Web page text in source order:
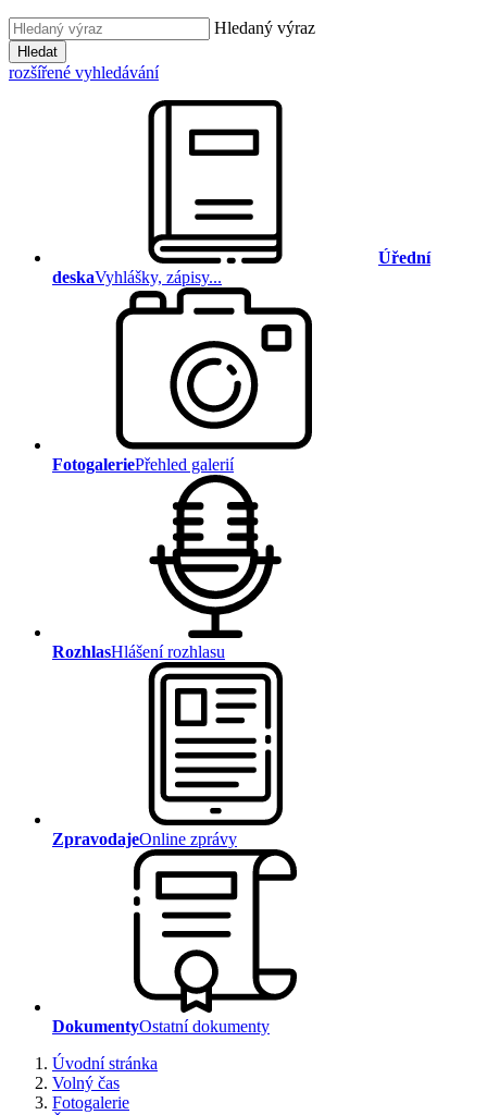
Hledaný výraz
Hledat
rozšířené vyhledávání
Úřední
deskaVyhlášky, zápisy...
FotogaleriePřehled galerií
RozhlasHlášení rozhlasu
ZpravodajeOnline zprávy
DokumentyOstatní dokumenty
Úvodní stránka
Volný čas
Fotogalerie